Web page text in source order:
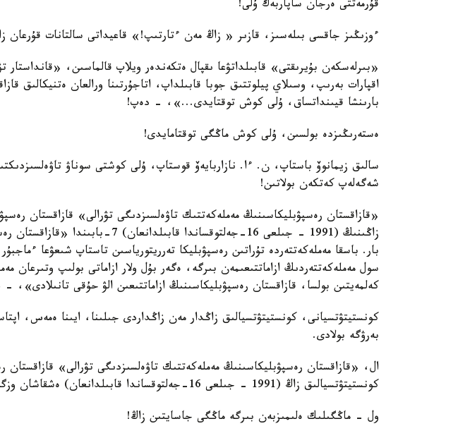
قۇرمەتتى ەرجان ساپاربەك ۇلى!
ءوزىڭىز جاقسى بىلەسىز، قازىر « زاڭ مەن ءتارتىپ!» قاعيداتى سالتانات قۇرعان
«بىرلەسكەن بۇيرىقتى» قابىلداتۋعا ىقپال ەتكەندەر ويلاپ قالماسىن، «قانداستار
اقپارات بەرىپ، وسىلاي پيلوتتىق جوبا قابىلداپ، اتاجۇرتىنا ورالعان ەتنيكالىق
بارىنشا قيىنداتساق، ۇلى كوش توقتايدى...»، - دەپ!
ەستەرىڭىزدە بولسىن، ۇلى كوش ماڭگى توقتامايدى!
سالىق زيمانوۆ باستاپ، ن. ءا. نازاربايەۆ قوستاپ، ۇلى كوشتى سوناۋ
شەگەلەپ كەتكەن بولاتىن!
«قازاقستان رەسپۋبليكاسىنىڭ مەملەكەتتىك تاۋەلسىزدىگى تۋرالى» قازاقستان
زاڭىنىڭ (1991 - جىلعى 16-جەلتوقساندا
بار. باسقا مەملەكەتتەردە تۇراتىن رەسپۋبليكا تەرريتورياسىن تاستاپ شىعۋعا
سول مەملەكەتتەردىڭ ازاماتتىعىمەن بىرگە، ەگەر بۇل ولار ازاماتى بولىپ وتىرعان
كەلمەيتىن بولسا، قازاقستان رەسپۋبليكاسىنىڭ ازاماتتىعىن الۋ حۇقى تانىلادى»،
كونستيتۋتسيانى، كونستيتۋتسيالىق زاڭدار مەن زاڭداردى جىلىنا، ايىنا ەمەس،
بەرۋگە بولادى.
ال، «قازاقستان رەسپۋبليكاسىنىڭ مەملەكەتتىك تاۋەلسىزدىگى تۋرالى» قازاقستان
كونستيتۋتسيالىق زاڭ (1991 - جىلعى 16-جەلتوقساندا قابىلدانعان) ەشقاشان وزگەرمەيدى!
ول - ماڭگىلىك ەلىمىزبەن بىرگە ماڭگى جاسايتىن زاڭ!